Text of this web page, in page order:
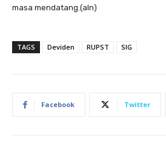
masa mendatang.(aln)
TAGS Deviden RUPST SIG
Facebook Twitter